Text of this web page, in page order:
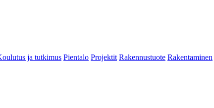
ja tutkimus Pientalo Projektit Rakennustuote Rakentaminen